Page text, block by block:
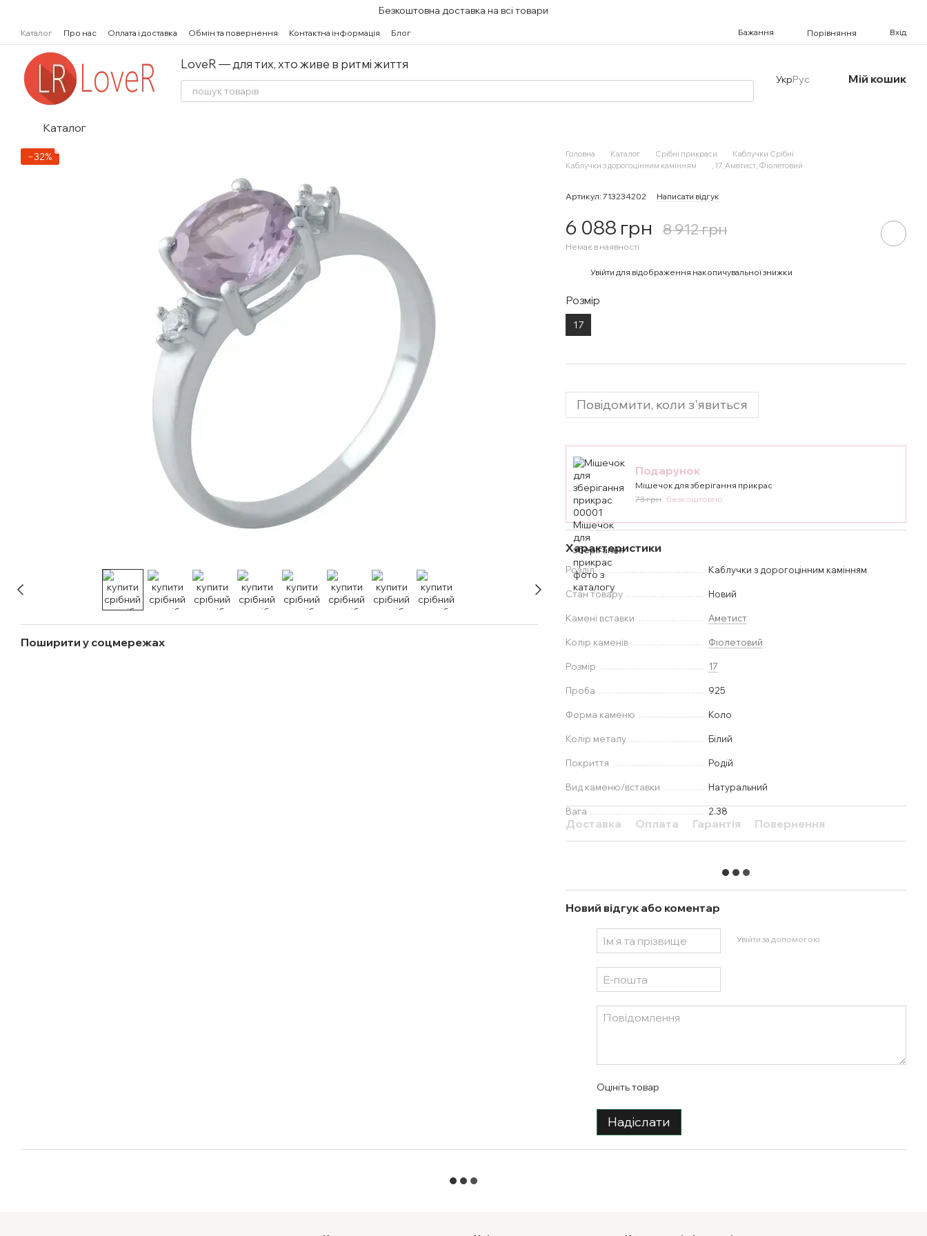
Безкоштовна доставка на всі товари
Каталог Про нас Оплата і доставка Обмін та повернення Контактна інформація Блог Бажання Порівняння Вхід
LoveR — для тих, хто живе в ритмі життя
УкрРус Мій кошик
Каталог
−32%
Поширити у соцмережах
Головна Каталог Срібні прикраси
Каблучки Срібні
Каблучки з дорогоцінним камінням
, 17, Аметист, Фіолетовий
Артикул: 713234202 Написати відгук
6 088 грн 8 912 грн
Немає в наявності
Увійти для відображення накопичувальної знижки
Розмір
17
Повідомити, коли з'явиться
Подарунок
Мішечок для зберігання прикрас
73 грн безкоштовно
Характеристики
Розділ Каблучки з дорогоцінним камінням
Стан товару Новий
Камені вставки Аметист
Колір каменів Фіолетовий
Розмір 17
Проба 925
Форма каменю Коло
Колір металу Білий
Покриття Родій
Вид каменю/вставки Натуральний
Вага 2.38
Доставка Оплата Гарантія Повернення
Новий відгук або коментар
Увійти за допомогою
Оцініть товар
Надіслати